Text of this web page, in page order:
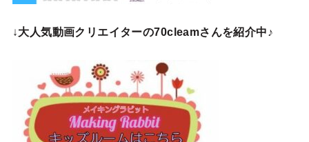
↓大人気動画クリエイターの70cleamさんを紹介中♪